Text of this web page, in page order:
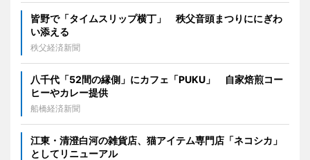
皆野で「タイムスリップ横丁」 秩父音頭まつりににぎわ
い添える
秩父経済新聞
八千代「52間の縁側」にカフェ「PUKU」 自家焙煎コー
ヒーやカレー提供
船橋経済新聞
江東・清澄白河の雑貨店、猫アイテム専門店「ネコシカ」
としてリニューアル